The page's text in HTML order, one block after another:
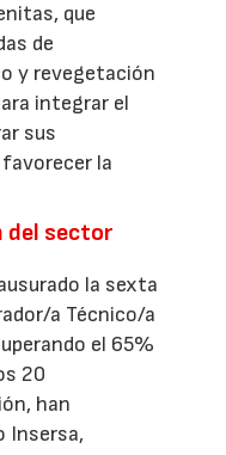
que
de
y revegetación
integrar el
sus
la
del sector
la sexta
a Técnico/a
el 65%
20
han
Insersa,